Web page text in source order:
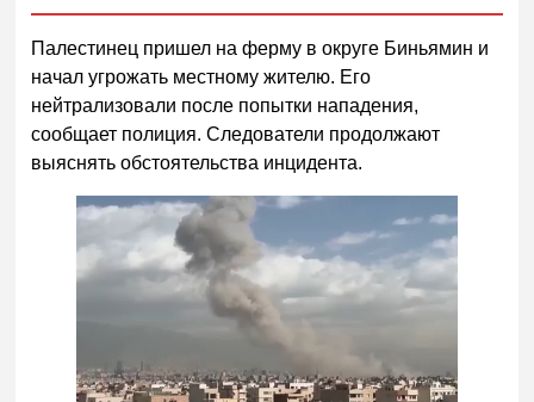
Палестинец пришел на ферму в округе Биньямин и
начал угрожать местному жителю. Его
нейтрализовали после попытки нападения,
сообщает полиция. Следователи продолжают
выяснять обстоятельства инцидента.